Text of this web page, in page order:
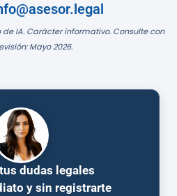
IA. Carácter informativo. Consulte con
Mayo 2026.
dudas legales
y sin registrarte